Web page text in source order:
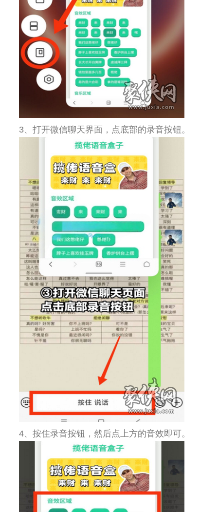
3、打开微信聊天界面，点底部的录音按钮。
4、按住录音按钮，然后点上方的音效即可。